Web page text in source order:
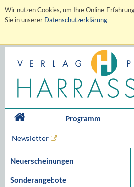
Wir nutzen Cookies, um Ihre Online-
Sie in unserer Datenschutzerklärung
Programm
Newsletter
Neuerscheinungen
Sonderangebote